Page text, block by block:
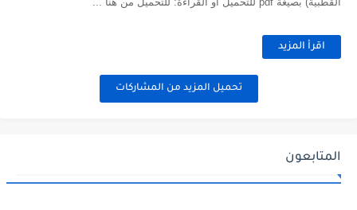
اقرأ المزيد
تحميل المزيد من المشاركات
المتابعون